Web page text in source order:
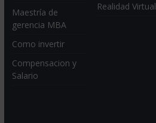
Maestría de
gerencia MBA
Como invertir
Compensacion y
Salario
Realidad Virtual